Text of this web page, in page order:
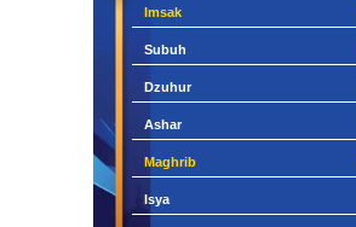
Imsak
Subuh
Dzuhur
Ashar
Maghrib
Isya